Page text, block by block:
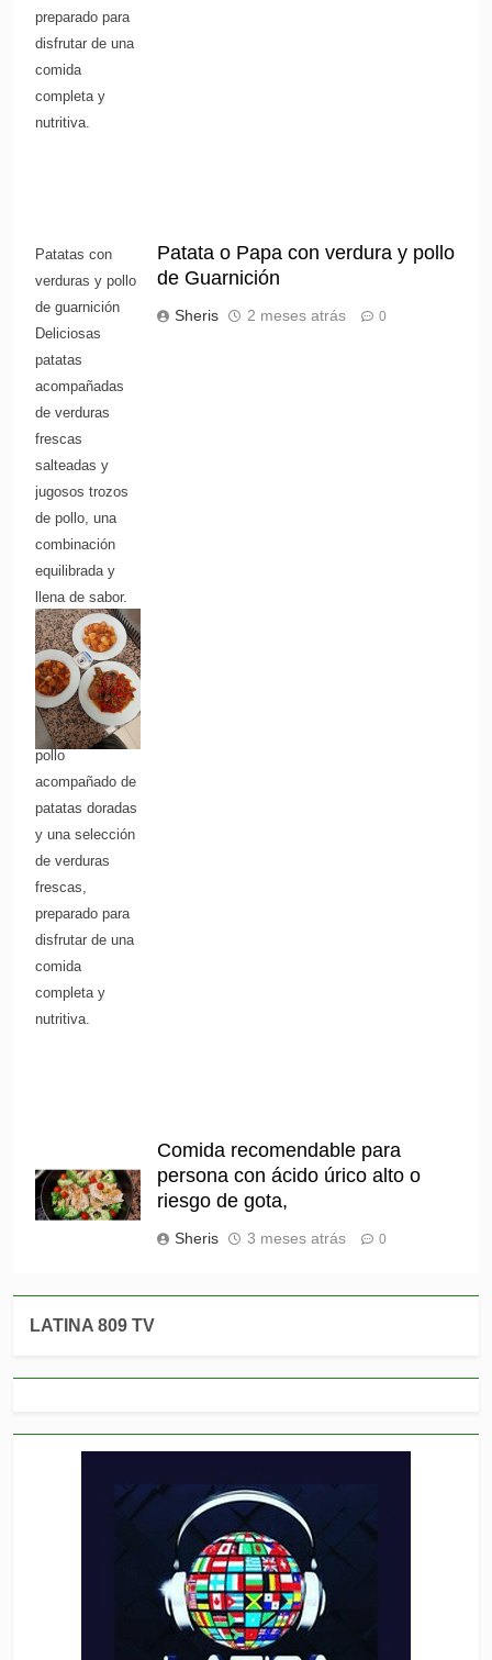
preparado para
disfrutar de una
comida
completa y
nutritiva.
Patatas con
verduras y pollo
de guarnición
Deliciosas
patatas
acompañadas
de verduras
frescas
salteadas y
jugosos trozos
de pollo, una
combinación
equilibrada y
llena de sabor.
O una versión
más atractiva:
Pollo guarnecido
con patatas y
verduras Tierno
pollo
acompañado de
patatas doradas
y una selección
de verduras
frescas,
preparado para
disfrutar de una
comida
completa y
nutritiva.
Patata o Papa con verdura y pollo
de Guarnición
Sheris 2 meses atrás 0
Comida recomendable para
persona con ácido úrico alto o
riesgo de gota,
Sheris 3 meses atrás 0
LATINA 809 TV